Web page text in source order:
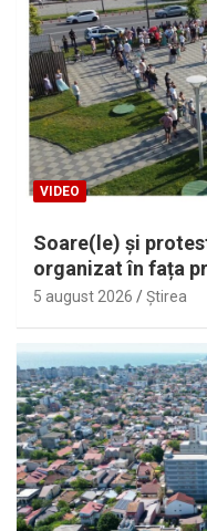
VIDEO
Soare(le) și
organizat în fața
5 august 2026 Ştirea